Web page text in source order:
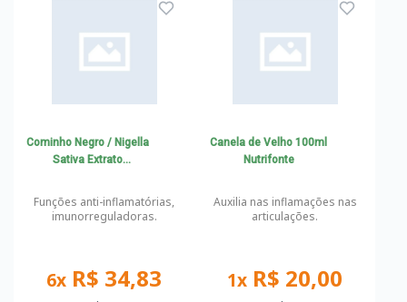
Cominho Negro / Nigella
Sativa Extrato
inflamatório, Obesidade
e Diabetes
Funções anti-inflamatórias,
imunorreguladoras.
6x R$ 34,83
Canela de Velho 100ml
Nutrifonte
Auxilia nas inflamações nas
articulações.
1x R$ 20,00